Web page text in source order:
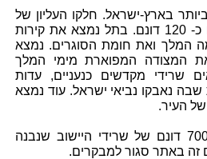
בארץ-ישראל. חלקו העליון של
התל, העיר המבוצרת, הנו כ- 120 דונם. בתל נמצא את קירות
המלך ואת חומת הסוגרים. נמצא
המצודה המפוארת מימי המלך
שרידי מקדשים כנעניים, עדות
שבה נאבקו נביאי ישראל. עוד נמצא
העיר.
מצפון לתל משתרעים כ-700 דונם של שרידי היישוב שנבנה
זה באתר סגור למבקרים.